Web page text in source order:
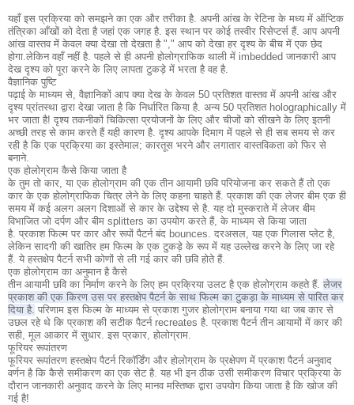
यहाँ इस प्रक्रिया को समझने का एक और तरीका है. अपनी आंख के रेटिना के मध्य में ऑप्टिक
तंत्रिका आँखों को देता है जहां एक जगह है. इस स्थान पर कोई तस्वीर रिसेप्टर्स हैं. आप अपनी
आंख वास्तव में केवल क्या देखा तो देखता है "," आप को देखा हर दृश्य के बीच में एक छेद
होगा. लेकिन वहाँ नहीं है. पहले से ही अपनी होलोग्राफिक थाली में imbedded जानकारी आप
देख दृश्य को पूरा करने के लिए लापता टुकड़े में भरता है वह है.
वैज्ञानिक पुष्टि
पढ़ाई के माध्यम से, वैज्ञानिकों आप क्या देख के केवल 50 प्रतिशत वास्तव में अपनी आंख और
दृश्य प्रांतस्था द्वारा देखा जाता है कि निर्धारित किया है. अन्य 50 प्रतिशत holographically में
भर जाता है! दृश्य तकनीकों चिकित्सा प्रयोजनों के लिए और चीजों को सीखने के लिए इतनी
अच्छी तरह से काम करते हैं यही कारण है. दृश्य आपके दिमाग में पहले से ही सब समय से कर
रही है कि एक प्रक्रिया का इस्तेमाल; कारतूस भरने और लगातार वास्तविकता को फिर से
बनाने.
एक होलोग्राम कैसे किया जाता है
के तुम तो कार, या एक होलोग्राम की एक तीन आयामी छवि परियोजना कर सकते हैं तो एक
कार के एक होलोग्राफिक चित्र लेने के लिए कहना चाहते हैं. प्रकाश की एक लेजर बीम एक ही
समय में कई अलग अलग दिशाओं से कार के उद्देश्य से है. यह दो मुस्कराते में लेजर बीम
विभाजित जो दर्पण और बीम splitters का उपयोग करते हैं, के माध्यम से किया जाता
है. प्रकाश फिल्म पर कार और रूपों पैटर्न बंद bounces. दरअसल, यह एक गिलास प्लेट है,
लेकिन सादगी की खातिर हम फिल्म के एक टुकड़े के रूप में यह उल्लेख करने के लिए जा रहे
हैं. ये हस्तक्षेप पैटर्न सभी कोणों से ली गई कार की छवि होते हैं.
एक होलोग्राम का अनुमान है कैसे
तीन आयामी छवि का निर्माण करने के लिए हम प्रक्रिया उलट है एक होलोग्राम कहते हैं. लेजर
प्रकाश की एक किरण उस पर हस्तक्षेप पैटर्न के साथ फिल्म का टुकड़ा के माध्यम से पारित कर
दिया है. परिणाम इस फिल्म के माध्यम से प्रकाश गुजर होलोग्राम बनाया गया था जब कार से
उछल रहे थे कि प्रकाश की सटीक पैटर्न recreates है. प्रकाश पैटर्न तीन आयामों में कार की
सही, मूल आकार में सुधार. इस प्रकार, होलोग्राम.
फूरियर रूपांतरण
फूरियर रूपांतरण हस्तक्षेप पैटर्न रिकॉर्डिंग और होलोग्राम के प्रक्षेपण में प्रकाश पैटर्न अनुवाद
वर्णन है कि कैसे समीकरण का एक सेट है. यह भी इन ठीक उसी समीकरण विचार प्रक्रिया के
दौरान जानकारी अनुवाद करने के लिए मानव मस्तिष्क द्वारा उपयोग किया जाता है कि खोज की
गई है!